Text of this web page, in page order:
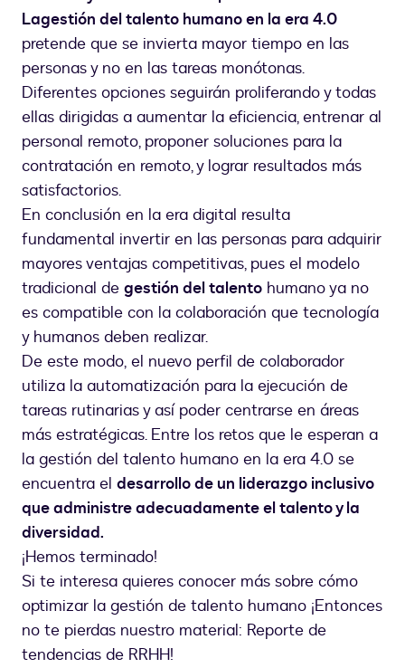
Lagestión del talento humano en la era 4.0
pretende que se invierta mayor tiempo en las
personas y no en las tareas monótonas.
Diferentes opciones seguirán proliferando y todas
ellas dirigidas a aumentar la eficiencia, entrenar al
personal remoto, proponer soluciones para la
contratación en remoto, y lograr resultados más
satisfactorios.
En conclusión en la era digital resulta
fundamental invertir en las personas para adquirir
mayores ventajas competitivas, pues el modelo
tradicional de gestión del talento humano ya no
es compatible con la colaboración que tecnología
y humanos deben realizar.
De este modo, el nuevo perfil de colaborador
utiliza la automatización para la ejecución de
tareas rutinarias y así poder centrarse en áreas
más estratégicas. Entre los retos que le esperan a
la gestión del talento humano en la era 4.0 se
encuentra el desarrollo de un liderazgo inclusivo
que administre adecuadamente el talento y la
diversidad.
¡Hemos terminado!
Si te interesa quieres conocer más sobre cómo
optimizar la gestión de talento humano ¡Entonces
no te pierdas nuestro material: Reporte de
tendencias de RRHH!